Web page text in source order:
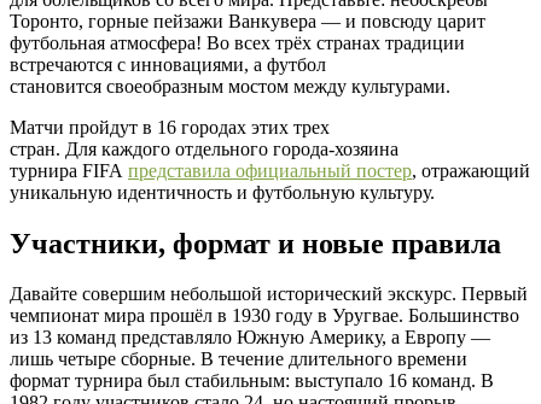
Торонто, горные пейзажи Ванкувера — и повсюду царит
футбольная атмосфера! Во всех трёх странах традиции
встречаются с инновациями, а футбол
становится своеобразным мостом между культурами.
Матчи пройдут в 16 городах этих трех
стран. Для каждого отдельного города-хозяина
турнира FIFA представила официальный постер, отражающий
уникальную идентичность и футбольную культуру.
Участники, формат и новые правила
Давайте совершим небольшой исторический экскурс. Первый
чемпионат мира прошёл в 1930 году в Уругвае. Большинство
из 13 команд представляло Южную Америку, а Европу —
лишь четыре сборные. В течение длительного времени
формат турнира был стабильным: выступало 16 команд. В